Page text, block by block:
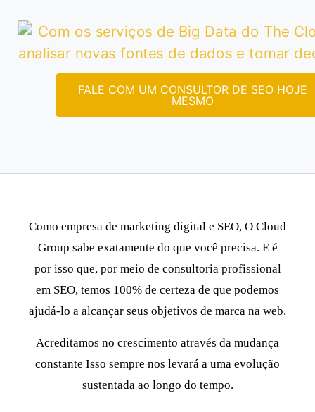
FALE COM UM CONSULTOR DE SEO HOJE
MESMO
Como empresa de marketing digital e SEO, O Cloud
Group sabe exatamente do que você precisa. E é
por isso que, por meio de consultoria profissional
em SEO, temos 100% de certeza de que podemos
ajudá-lo a alcançar seus objetivos de marca na web.
Acreditamos no crescimento através da mudança
constante Isso sempre nos levará a uma evolução
sustentada ao longo do tempo.